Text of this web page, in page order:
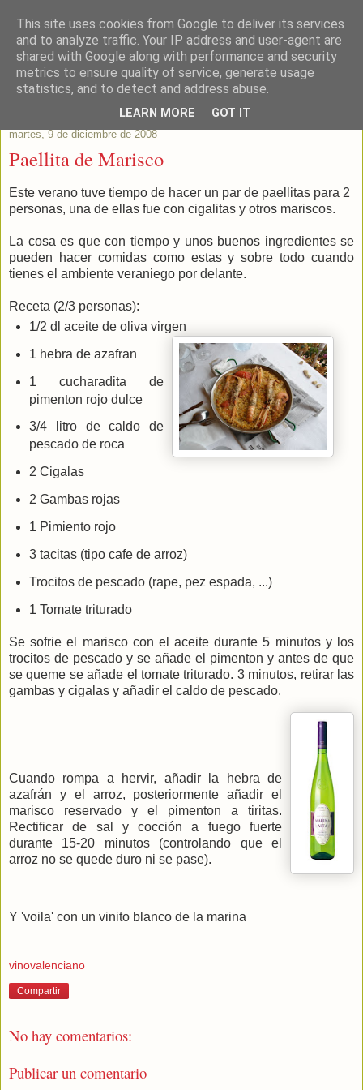
Este Vino Me Gusta
Vinos y más cosas
martes, 9 de diciembre de 2008
Paellita de Marisco
Este verano tuve tiempo de hacer un par de paellitas para 2
personas, una de ellas fue con cigalitas y otros mariscos.
La cosa es que con tiempo y unos buenos ingredientes se
pueden hacer comidas como estas y sobre todo cuando
tienes el ambiente veraniego por delante.
Receta (2/3 personas):
1/2 dl aceite de oliva virgen
1 hebra de azafran
1 cucharadita de
pimenton rojo dulce
3/4 litro de caldo de
pescado de roca
2 Cigalas
2 Gambas rojas
1 Pimiento rojo
3 tacitas (tipo cafe de arroz)
Trocitos de pescado (rape, pez espada, ...)
1 Tomate triturado
Se sofrie el marisco con el aceite durante 5 minutos y los
trocitos de pescado y se añade el pimenton y antes de que
se queme se añade el tomate triturado. 3 minutos, retirar las
gambas y cigalas y añadir el caldo de pescado.
Cuando rompa a hervir, añadir la hebra de
azafrán y el arroz, posteriormente añadir el
marisco reservado y el pimenton a tiritas.
Rectificar de sal y cocción a fuego fuerte
durante 15-20 minutos (controlando que el
arroz no se quede duro ni se pase).
Y 'voila' con un vinito blanco de la marina
vinovalenciano
Compartir
No hay comentarios:
Publicar un comentario
This site uses cookies from Google to deliver its services
and to analyze traffic. Your IP address and user-agent are
shared with Google along with performance and security
metrics to ensure quality of service, generate usage
statistics, and to detect and address abuse.
LEARN MORE GOT IT